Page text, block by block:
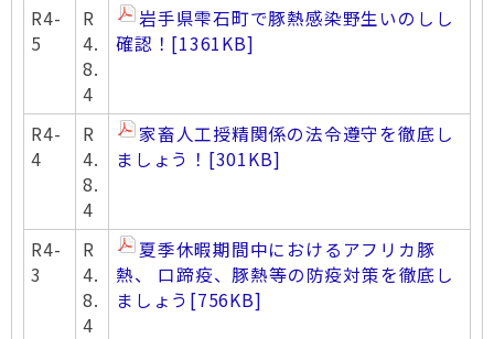
R4-
5
R
4.
8.
4
岩手県雫石町で豚熱感染野生いのしし
確認！ [1361KB]
R4-
4
R
4.
8.
4
家畜人工授精関係の法令遵守を徹底し
ましょう！ [301KB]
R4-
3
R
4.
8.
4
夏季休暇期間中におけるアフリカ豚
熱、 口蹄疫、豚熱等の防疫対策を徹底し
ましょう [756KB]